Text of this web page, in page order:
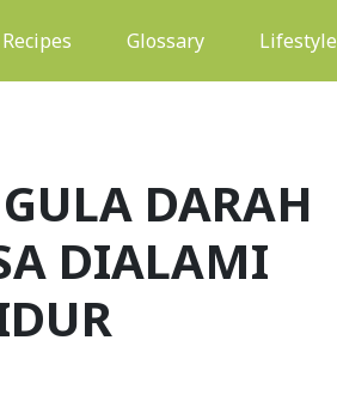
Recipes (current)Glossary Lifestyle
DARAH
DIALAMI